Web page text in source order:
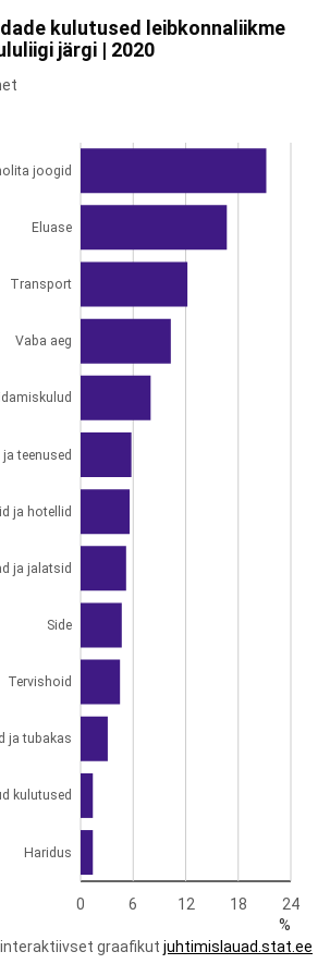
kulutused leibkonnaliikme
järgi | 2020
0 6 12 18
24
%
joogid
Eluase
Transport
Vaba aeg
teenused
ja hotellid
ja jalatsid
Side
Tervishoid
ja tubakas
kulutused
Haridus
graafikut juhtimislauad.stat.ee